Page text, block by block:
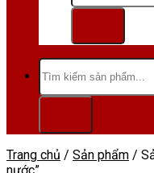
Tìm
kiếm:
Trang chủ / Sản phẩm /
nước”